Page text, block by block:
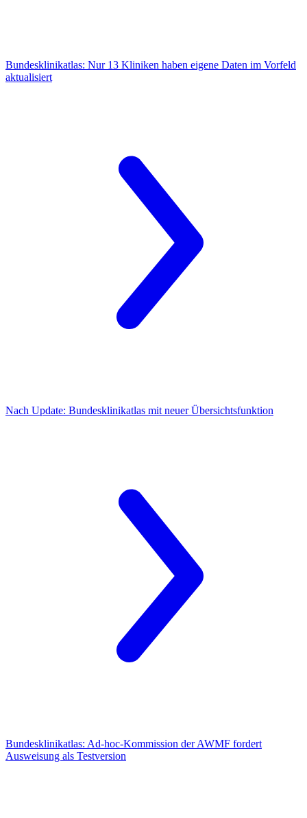
Bundesklinikatlas: Nur 13 Kliniken haben eigene Daten im Vorfeld
aktualisiert
Nach Update: Bundesklinikatlas mit neuer Übersichtsfunktion
Bundesklinikatlas: Ad-hoc-Kommission der AWMF fordert
Ausweisung als Testversion